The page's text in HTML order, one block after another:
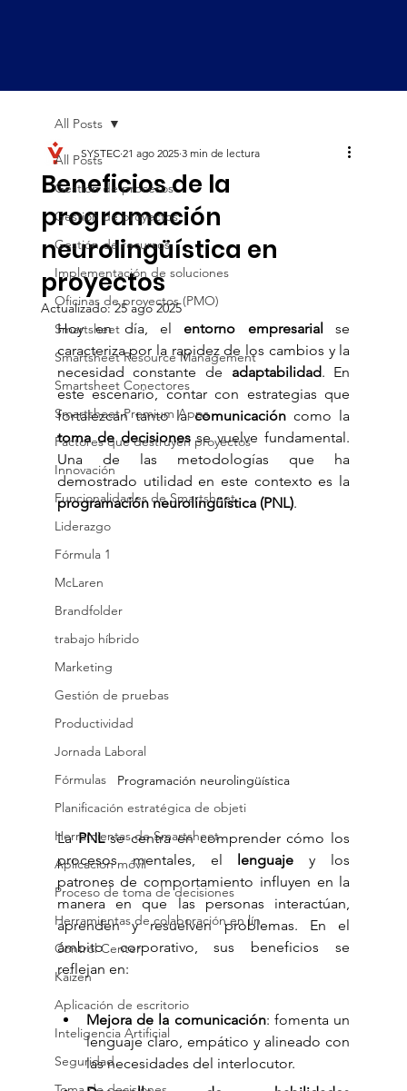
All Posts
Gestión de procesos
Gestión de proyectos
Gestión de recursos
Implementación de soluciones
Oficinas de proyectos (PMO)
Smartsheet
Smartsheet Resource Management
Smartsheet Conectores
Smartsheet Premium Apps
Factores que destruyen proyectos
Innovación
Funcionalidades de Smartsheet
Liderazgo
Fórmula 1
McLaren
Brandfolder
trabajo híbrido
Marketing
Gestión de pruebas
Productividad
Jornada Laboral
Fórmulas
Planificación estratégica de objeti
Herramientas de Smartsheet
Aplicación móvil
Proceso de toma de decisiones
Herramientas de colaboración en lín
Control Center
Kaizen
Aplicación de escritorio
Inteligencia Artificial
Seguridad
All Posts
Beneficios de la
programación
neurolingüística en
proyectos
SYSTEC 21 ago 2025 3 min de lectura
Actualizado:25 ago 2025
Hoy en día, el entorno empresarial se
caracteriza por la rapidez de los cambios y la
necesidad constante de adaptabilidad. En
este escenario, contar con estrategias que
fortalezcan tanto la comunicación
toma de decisiones se vuelve fundamental.
Una de las metodologías que ha
programación neurolingüística (PNL).
Programación neurolingüística
La PNL se centra en comprender cómo los
procesos mentales, el lenguaje y los
patrones de comportamiento influyen en la
manera en que las personas interactúan,
aprenden y resuelven problemas. En el
ámbito corporativo, sus beneficios se
reflejan en:
Mejora de la comunicación: fomenta un
lenguaje claro, empático y alineado con
las necesidades del interlocutor.